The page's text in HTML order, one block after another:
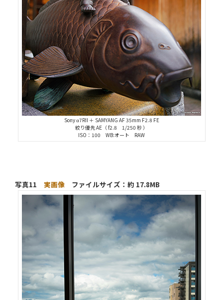
Sony α7RII ＋ SAMYANG AF 35mm F2.8 FE
絞り優先 AE（ f2.8 1/250 秒 ）
ISO：100 WB:オート RAW
写真11 実画像 ファイルサイズ：約 17.8MB